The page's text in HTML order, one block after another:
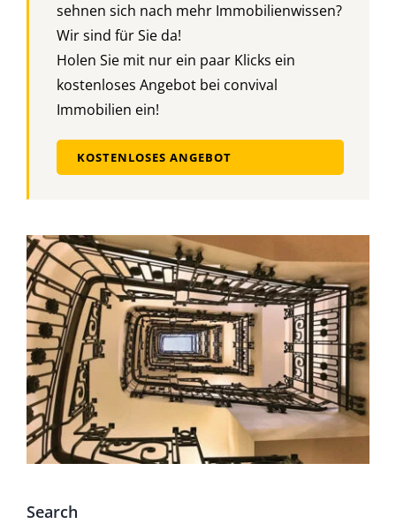
sehnen sich nach mehr Immobilienwissen?
Wir sind für Sie da!
Holen Sie mit nur ein paar Klicks ein
kostenloses Angebot bei convival
Immobilien ein!
KOSTENLOSES ANGEBOT
Search